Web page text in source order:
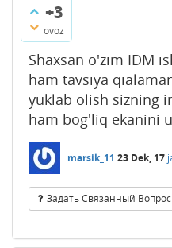
+3
ovoz
Shaxsan o'zim IDM
ham tavsiya
yuklab olish sizning
ham bog'liq ekanini
marsik_11 23 Dek, 17
Задать Связанный Вопрос